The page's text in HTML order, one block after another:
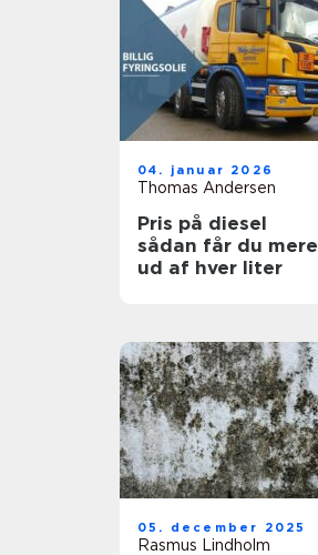
04. januar 2026
Thomas Andersen
Pris på diesel
sådan får du mere
ud af hver liter
05. december 2025
Rasmus Lindholm